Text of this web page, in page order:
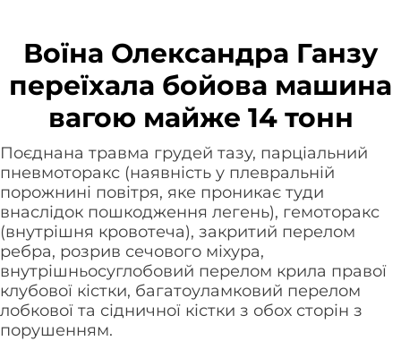
Воїна Олександра Ганзу
переїхала бойова машина
вагою майже 14 тонн
Поєднана травма грудей тазу, парціальний
пневмоторакс (наявність у плевральній
порожнині повітря, яке проникає туди
внаслідок пошкодження легень), гемоторакс
(внутрішня кровотеча), закритий перелом
ребра, розрив сечового міхура,
внутрішньосуглобовий перелом крила правої
клубової кістки, багатоуламковий перелом
лобкової та сідничної кістки з обох сторін з
порушенням.